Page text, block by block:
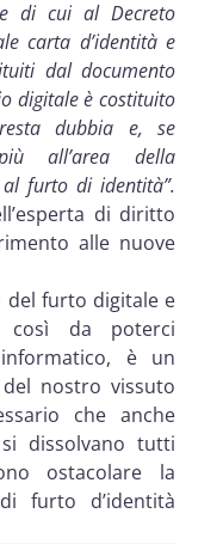
di cui al Decreto
carta d’identità e
dal documento
digitale è costituito
dubbia e, se
all’area della
furto di identità”.
di diritto
alle nuove
del furto digitale e
così da poterci
è un
nostro vissuto
che anche
dissolvano tutti
ostacolare la
furto d’identità